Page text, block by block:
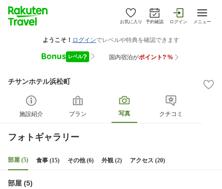
お気に入り 予約確認 ログイン メニュー
チサンホテル浜松町
施設紹介 プラン 写真 クチコミ
フォトギャラリー
部屋 (5) 食事 (15) その他 (6) 外観 (2) アクセス (20)
部屋 (5)